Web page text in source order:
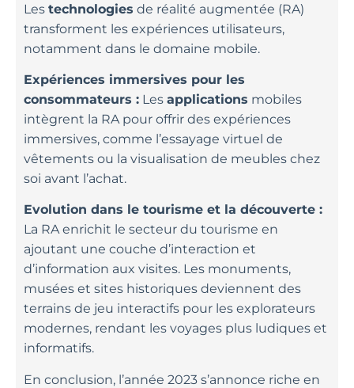
Les technologies de réalité augmentée (RA)
transforment les expériences utilisateurs,
notamment dans le domaine mobile.
Expériences immersives pour les
consommateurs : Les applications mobiles
intègrent la RA pour offrir des expériences
immersives, comme l’essayage virtuel de
vêtements ou la visualisation de meubles chez
soi avant l’achat.
Evolution dans le tourisme et la découverte :
La RA enrichit le secteur du tourisme en
ajoutant une couche d’interaction et
d’information aux visites. Les monuments,
musées et sites historiques deviennent des
terrains de jeu interactifs pour les explorateurs
modernes, rendant les voyages plus ludiques et
informatifs.
En conclusion, l’année 2023 s’annonce riche en